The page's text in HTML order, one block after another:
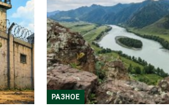
РАЗНОЕ